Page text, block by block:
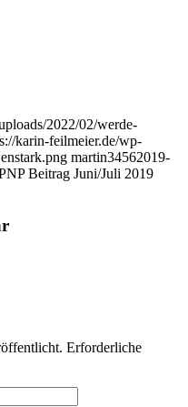
2022/02/werde-
karin-feilmeier.de/wp-
martin34562019-
Beitrag Juni/Juli 2019
Erforderliche